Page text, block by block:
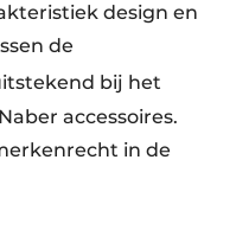
design en
de
bij het
accessoires.
in de